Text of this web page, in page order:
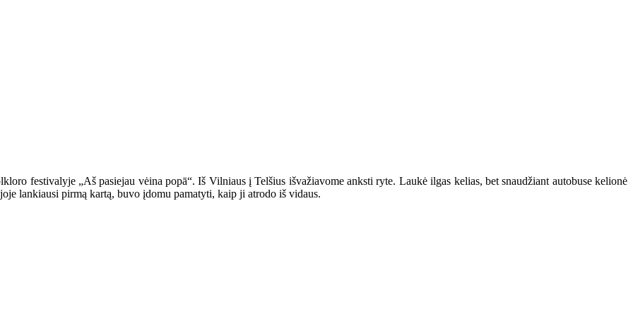
festivalyje „Aš pasiejau vėina popā“. Iš Vilniaus į Telšius išvažiavome anksti ryte. Laukė ilgas kelias, bet snaudžiant autobuse kelionė
lankiausi pirmą kartą, buvo įdomu pamatyti, kaip ji atrodo iš vidaus.